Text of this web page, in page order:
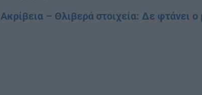
Ακρίβεια – Θλιβερά στοιχεία: Δε φτάνει